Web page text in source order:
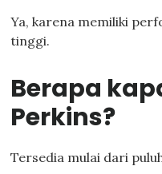
Ya, karena memiliki
tinggi.
Berapa
Perkins?
Tersedia mulai dari